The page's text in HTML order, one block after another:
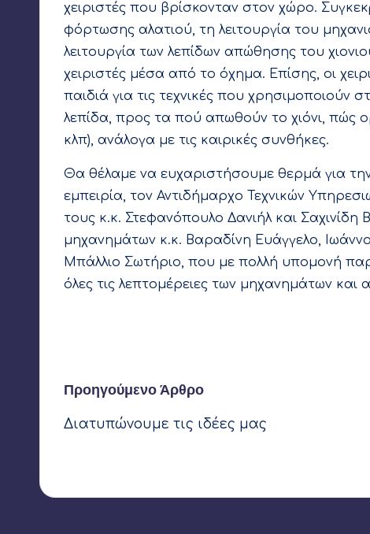
χειριστές που βρίσκονταν στον χώρο.
φόρτωσης αλατιού, τη λειτουργία του
λειτουργία των λεπίδων απώθησης του
χειριστές μέσα από το όχημα. Επίσης, οι
παιδιά για τις τεχνικές που χρησιμοποιούν
λεπίδα, προς τα πού απωθούν το χιόνι, πώς
κλπ), ανάλογα με τις καιρικές συνθήκες.
Θα θέλαμε να ευχαριστήσουμε θερμά για
εμπειρία, τον Αντιδήμαρχο Τεχνικών
τους κ.κ. Στεφανόπουλο Δανιήλ και Σαχινίδη
μηχανημάτων κ.κ. Βαραδίνη Ευάγγελο,
Μπάλλιο Σωτήριο, που με πολλή υπομονή
όλες τις λεπτομέρειες των μηχανημάτων και
Πλοήγηση
δημοσιεύσεων
Προηγούμενο Άρθρο
Διατυπώνουμε τις ιδέες μας